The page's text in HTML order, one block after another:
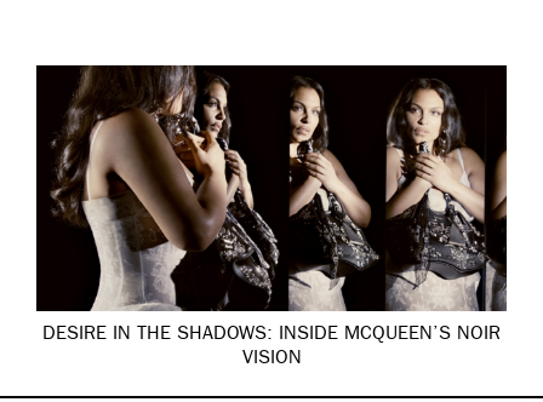
DESIRE IN THE SHADOWS: INSIDE MCQUEEN’S NOIR
VISION